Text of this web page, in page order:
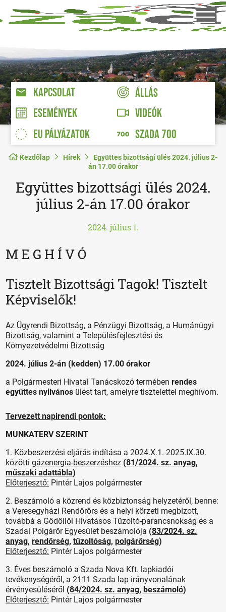
KAPCSOLAT
ÁLLÁS
ESEMÉNYEK
VIDEÓK
EU PÁLYÁZATOK
SZADA 700
Kezdőlap Hírek
Együttes bizottsági ülés 2024. július 2-
án 17.00 órakor
Együttes bizottsági ülés 2024.
július 2-án 17.00 órakor
2024. július 1.
M E G H Í V Ó
Tisztelt Bizottsági Tagok! Tisztelt
Képviselők!
Az Ügyrendi Bizottság, a Pénzügyi Bizottság, a Humánügyi
Bizottság, valamint a Településfejlesztési és
Környezetvédelmi Bizottság
2024. július 2-án (kedden) 17.00 órakor
a Polgármesteri Hivatal Tanácskozó termébenrendes
együttes nyilvános ülést tart, amelyre tisztelettel meghívom.
Tervezett napirendi pontok:
MUNKATERV SZERINT
1. Közbeszerzési eljárás indítása a 2024.X.1.-2025.IX.30.
közöttigázenergia-beszerzéshez (81/2024. sz. anyag,
műszaki adattábla)
Előterjesztő: Pintér Lajos polgármester
2. Beszámoló a közrend és közbiztonság helyzetéről, benne:
a Veresegyházi Rendőrőrs és a helyi körzeti megbízott,
továbbá a Gödöllői Hivatásos Tűzoltó-parancsnokság és a
Szadai Polgárőr Egyesület beszámolója (83/2024. sz.
anyag,rendőrség,tűzoltóság,polgárőrség)
Előterjesztő: Pintér Lajos polgármester
3. Éves beszámoló a Szada Nova Kft. lapkiadói
tevékenységéről, a 2111 Szada lap irányvonalának
érvényesüléséről (84/2024. sz. anyag,beszámoló)
Előterjesztő: Pintér Lajos polgármester